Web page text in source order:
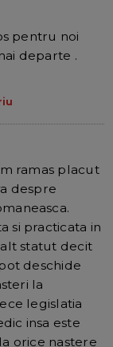
pentru noi
departe .
ramas placut
despre
si practicata in
alt statut decit
deschide
la
legislatia
insa este
orice nastere